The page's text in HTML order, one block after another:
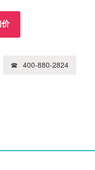
价
400-880-2824